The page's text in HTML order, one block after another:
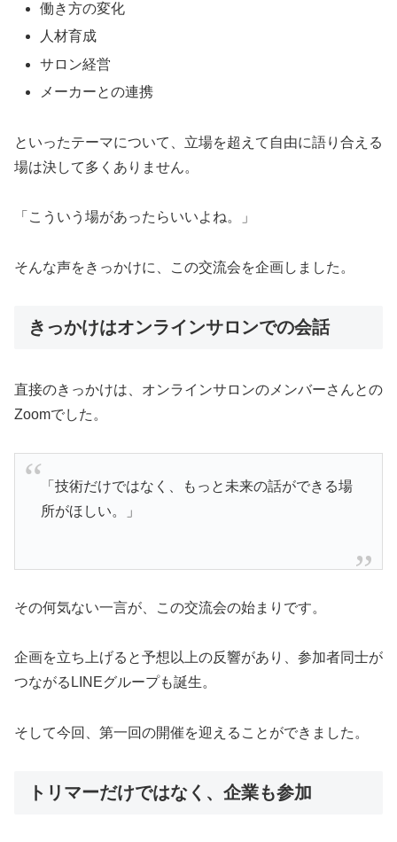
働き方の変化
人材育成
サロン経営
メーカーとの連携
といったテーマについて、立場を超えて自由に語り合える
場は決して多くありません。
「こういう場があったらいいよね。」
そんな声をきっかけに、この交流会を企画しました。
きっかけはオンラインサロンでの会話
直接のきっかけは、オンラインサロンのメンバーさんとの
Zoomでした。
「技術だけではなく、もっと未来の話ができる場
所がほしい。」
その何気ない一言が、この交流会の始まりです。
企画を立ち上げると予想以上の反響があり、参加者同士が
つながるLINEグループも誕生。
そして今回、第一回の開催を迎えることができました。
トリマーだけではなく、企業も参加